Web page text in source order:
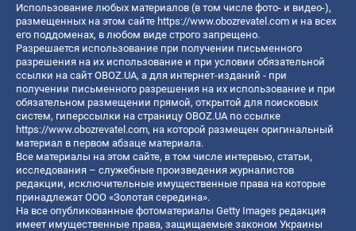
Использование любых материалов (в том числе фото- и видео-),
размещенных на этом сайте https://www.obozrevatel.com и на всех
его поддоменах, в любом виде строго запрещено.
Разрешается использование при получении письменного
разрешения на их использование и при условии обязательной
ссылки на сайт OBOZ.UA, а для интернет-изданий - при
получении письменного разрешения на их использование и при
обязательном размещении прямой, открытой для поисковых
систем, гиперссылки на страницу OBOZ.UA по ссылке
https://www.obozrevatel.com, на которой размещен оригинальный
материал в первом абзаце материала.
Все материалы на этом сайте, в том числе интервью, статьи,
исследования – служебные произведения журналистов
редакции, исключительные имущественные права на которые
принадлежат ООО «Золотая середина».
На все опубликованные фотоматериалы Getty Images редакция
имеет имущественные права, защищаемые законом Украины